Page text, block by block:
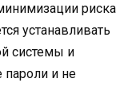
риска
устанавливать
системы и
пароли и не